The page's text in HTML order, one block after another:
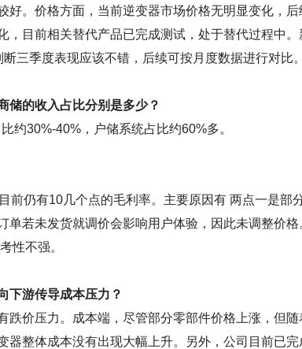
。价格方面，当前逆变器市场价格无明显变化，后
目前相关替代产品已完成测试，处于替代过程中。
三季度表现应该不错，后续可按月度数据进行对比。
储的收入占比分别是多少？
约30%-40%，户储系统占比约60%多。
仍有10几个点的毛利率。主要原因有 两点一是部
若未发货就调价会影响用户体验，因此未调整价格
性不强。
下游传导成本压力？
价压力。成本端，尽管部分零部件价格上涨，但随
整体成本没有出现大幅上升。另外，公司目前已完